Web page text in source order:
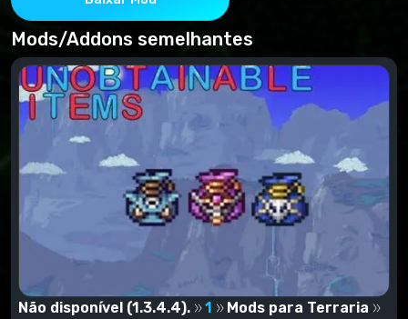
Mods/Addons semelhantes
Não disponível (1.3.4.4). 1
Mods para Terraria